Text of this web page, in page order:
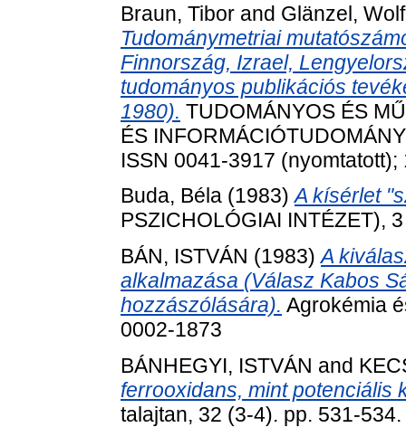
Braun, Tibor and Glänzel,
Tudománymetriai
Finnország, Izrael,
tudományos publikációs
1980). TUDOMÁNYOS ÉS
ÉS
ISSN 0041-3917
Buda, Béla (1983)A kísérlet
PSZICHOLÓGIAI INTÉZET),
BÁN, ISTVÁN (1983)A
alkalmazása (Válasz Kabos
hozzászólására). Agrokémia
0002-1873
BÁNHEGYI, ISTVÁN and
ferrooxidans, mint potenciális
talajtan, 32 (3-4). pp. 531-